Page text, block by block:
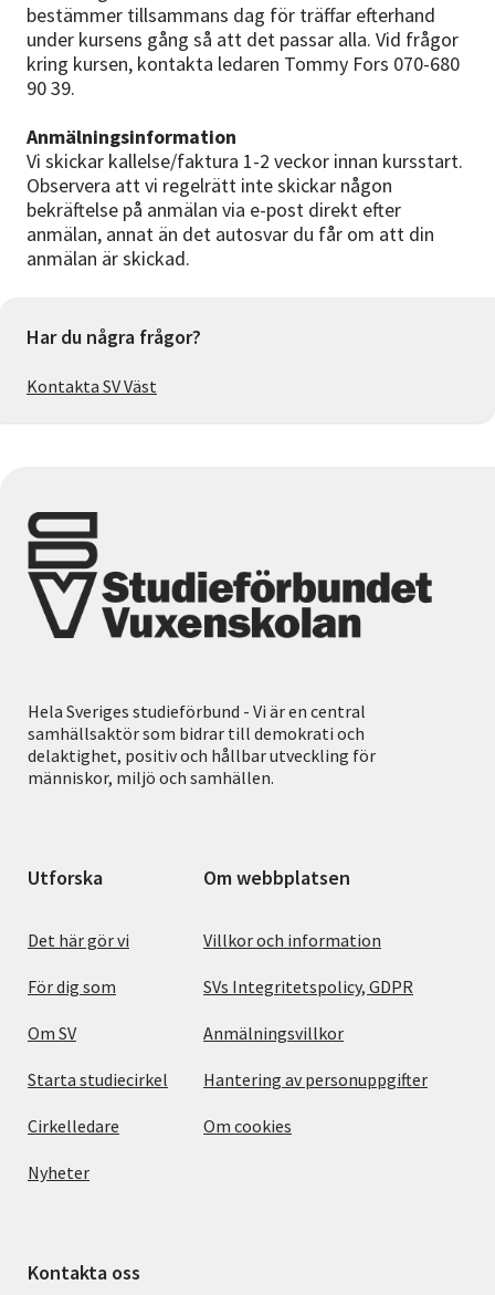
bestämmer tillsammans dag för träffar efterhand
under kursens gång så att det passar alla. Vid frågor
kring kursen, kontakta ledaren Tommy Fors 070-680
90 39.
Anmälningsinformation
Vi skickar kallelse/faktura 1-2 veckor innan kursstart.
Observera att vi regelrätt inte skickar någon
bekräftelse på anmälan via e-post direkt efter
anmälan, annat än det autosvar du får om att din
anmälan är skickad.
Har du några frågor?
Kontakta SV Väst
Hela Sveriges studieförbund - Vi är en central
samhällsaktör som bidrar till demokrati och
delaktighet, positiv och hållbar utveckling för
människor, miljö och samhällen.
Utforska
Det här gör vi
För dig som
Om SV
Starta studiecirkel
Cirkelledare
Nyheter
Om webbplatsen
Villkor och information
SVs Integritetspolicy, GDPR
Anmälningsvillkor
Hantering av personuppgifter
Om cookies
Kontakta oss